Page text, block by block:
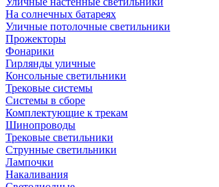
На солнечных батареях
Уличные потолочные светильники
Прожекторы
Фонарики
Гирлянды уличные
Консольные светильники
Трековые системы
Системы в сборе
Комплектующие к трекам
Шинопроводы
Трековые светильники
Струнные светильники
Лампочки
Накаливания